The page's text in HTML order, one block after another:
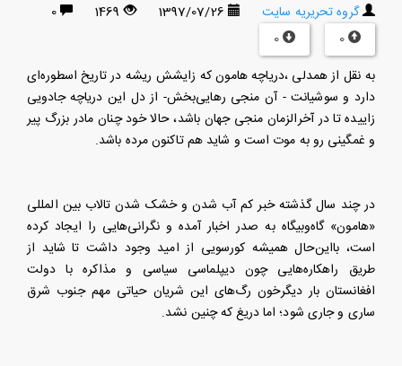
گروه تحریریه سایت 1397/07/26
1469
0
0
0
به نقل از همدلی ،دریاچه هامون که زایشش ریشه در تاریخ اسطوره‌ای
دارد و سوشیانت - آن منجی رهایی‌بخش- از دل این دریاچه جادویی
زاییده تا در آخرالزمان منجی جهان باشد، حالا خود چنان مادر بزرگ پیر
و غمگینی رو به موت است و شاید هم تاکنون مرده باشد.
در چند سال گذشته خبر کم آب شدن و خشک شدن تالاب بین المللی
«هامون» گاه‌و‌بیگاه به صدر اخبار آمده و نگرانی‌هایی را ایجاد کرده
است، با‌این‌حال همیشه کور‌سویی از امید وجود داشت تا شاید از
طریق راهکاره‌هایی چون دی‍پلماسی سیاسی و مذاکره با دولت
افغانستان بار دیگرخون رگ‌های این شریان حیاتی مهم جنوب شرق
ساری و جاری شود؛ اما دریغ که چنین نشد.